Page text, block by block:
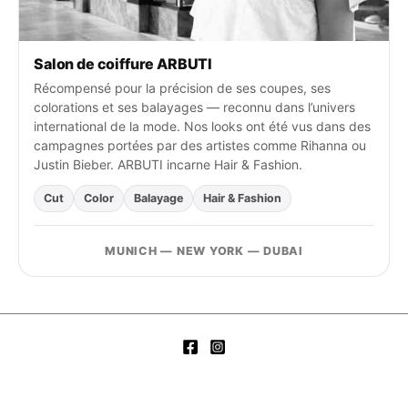
Salon de coiffure ARBUTI
Récompensé pour la précision de ses coupes, ses
colorations et ses balayages — reconnu dans l’univers
international de la mode. Nos looks ont été vus dans des
campagnes portées par des artistes comme Rihanna ou
Justin Bieber. ARBUTI incarne Hair & Fashion.
Cut Color Balayage Hair & Fashion
MUNICH — NEW YORK — DUBAI